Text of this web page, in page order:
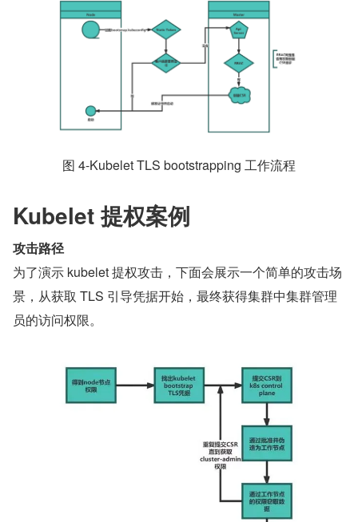
图 4-Kubelet TLS bootstrapping 工作流程
Kubelet 提权案例
攻击路径
为了演示 kubelet 提权攻击，下面会展示一个简单的攻击场
景，从获取 TLS 引导凭据开始，最终获得集群中集群管理
员的访问权限。